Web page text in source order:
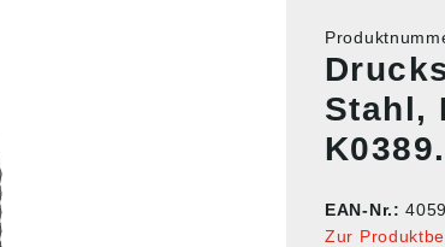
Stahl,
EAN-Nr.:
Zur